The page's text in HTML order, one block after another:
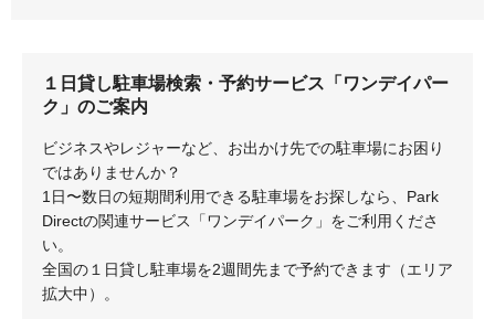
深沢本町
牧野
１日貸し駐車場検索・予約サービス「ワンデイパー
ク」のご案内
ビジネスやレジャーなど、お出かけ先での駐車場にお困り
ではありませんか？
1日〜数日の短期間利用できる駐車場をお探しなら、Park
Directの関連サービス「ワンデイパーク」をご利用くださ
い。
全国の１日貸し駐車場を2週間先まで予約できます（エリア
拡大中）。